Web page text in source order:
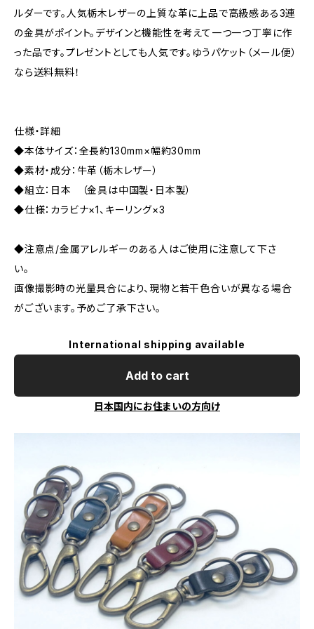
ルダーです。人気栃木レザーの上質な革に上品で高級感ある3連
の金具がポイント。デザインと機能性を考えて一つ一つ丁寧に作
った品です。プレゼントとしても人気です。ゆうパケット（メール便）
なら送料無料！
仕様・詳細
◆本体サイズ：全長約130mm×幅約30mm
◆素材・成分：牛革（栃木レザー）
◆組立：日本 （金具は中国製・日本製）
◆仕様：カラビナ×1、キーリング×3
◆注意点/金属アレルギーのある人はご使用に注意して下さ
い。
画像撮影時の光量具合により、現物と若干色合いが異なる場合
がございます。予めご了承下さい。
International shipping available
Add to cart
日本国内にお住まいの方向け